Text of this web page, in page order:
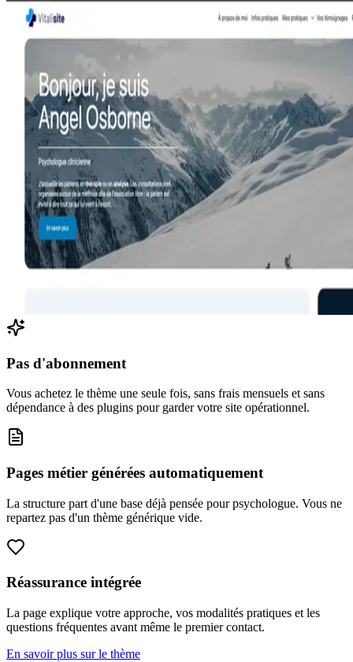
Pas d'abonnement
Vous achetez le thème une seule fois, sans frais mensuels et sans
dépendance à des plugins pour garder votre site opérationnel.
Pages métier générées automatiquement
La structure part d'une base déjà pensée pour psychologue. Vous ne
repartez pas d'un thème générique vide.
Réassurance intégrée
La page explique votre approche, vos modalités pratiques et les
questions fréquentes avant même le premier contact.
En savoir plus sur le thème